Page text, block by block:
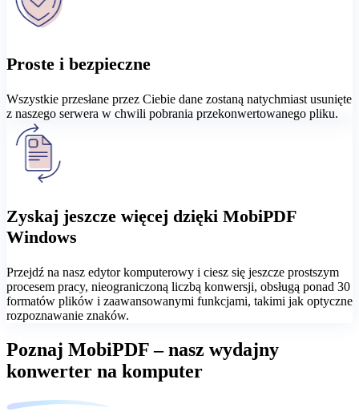
Proste i bezpieczne
Wszystkie przesłane przez Ciebie dane zostaną natychmiast usunięte
z naszego serwera w chwili pobrania przekonwertowanego pliku.
Zyskaj jeszcze więcej dzięki MobiPDF
Windows
Przejdź na nasz edytor komputerowy i ciesz się jeszcze prostszym
procesem pracy, nieograniczoną liczbą konwersji, obsługą ponad 30
formatów plików i zaawansowanymi funkcjami, takimi jak optyczne
rozpoznawanie znaków.
Poznaj MobiPDF – nasz wydajny
konwerter na komputer